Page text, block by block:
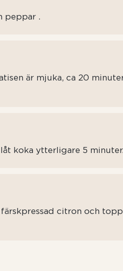
peppar .
är mjuka, ca 20
koka ytterligare 5 minuter.
citron och